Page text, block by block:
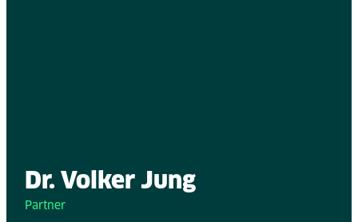
Dr. Volker Jung
Partner